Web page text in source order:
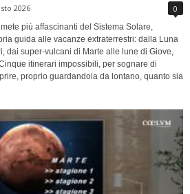
2026 0
più affascinanti del Sistema Solare,
guida alle vacanze extraterrestri: dalla Luna
dai super-vulcani di Marte alle lune di Giove,
itinerari impossibili, per sognare di
proprio guardandola da lontano, quanto sia